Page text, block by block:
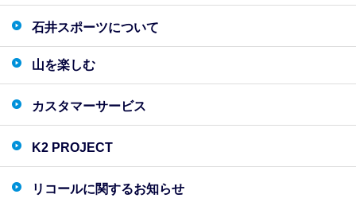
石井スポーツについて
山を楽しむ
カスタマーサービス
K2 PROJECT
リコールに関するお知らせ